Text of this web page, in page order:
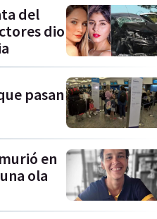
del
dio
pasan
en
ola